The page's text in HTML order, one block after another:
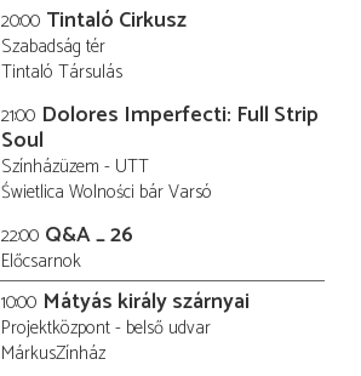
20:00 Tintaló Cirkusz
Szabadság tér
Tintaló Társulás
21:00 Dolores Imperfecti: Full Strip
Soul
Színházüzem - UTT
Świetlica Wolności bár Varsó
22:00 Q&A _ 26
Előcsarnok
10:00 Mátyás király szárnyai
Projektközpont - belső udvar
MárkusZínház